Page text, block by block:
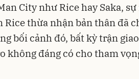
City như Rice hay Saka,
Rice thừa nhận bản thân đã
bối cảnh đó, bất kỳ trận
không đáng có cho tham